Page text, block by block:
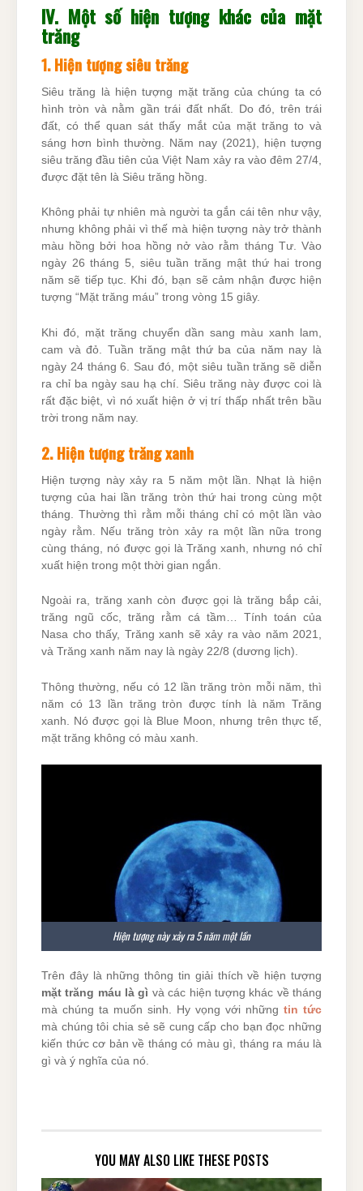
IV. Một số hiện tượng khác của mặt
trăng
1. Hiện tượng siêu trăng
Siêu trăng là hiện tượng mặt trăng của chúng ta có
hình tròn và nằm gần trái đất nhất. Do đó, trên trái
đất, có thể quan sát thấy mắt của mặt trăng to và
sáng hơn bình thường. Năm nay (2021), hiện tượng
siêu trăng đầu tiên của Việt Nam xảy ra vào đêm 27/4,
được đặt tên là Siêu trăng hồng.
Không phải tự nhiên mà người ta gắn cái tên như vậy,
nhưng không phải vì thế mà hiện tượng này trở thành
màu hồng bởi hoa hồng nở vào rằm tháng Tư. Vào
ngày 26 tháng 5, siêu tuần trăng mật thứ hai trong
năm sẽ tiếp tục. Khi đó, bạn sẽ cảm nhận được hiện
tượng “Mặt trăng máu” trong vòng 15 giây.
Khi đó, mặt trăng chuyển dần sang màu xanh lam,
cam và đỏ. Tuần trăng mật thứ ba của năm nay là
ngày 24 tháng 6. Sau đó, một siêu tuần trăng sẽ diễn
ra chỉ ba ngày sau hạ chí. Siêu trăng này được coi là
rất đặc biệt, vì nó xuất hiện ở vị trí thấp nhất trên bầu
trời trong năm nay.
2. Hiện tượng trăng xanh
Hiện tượng này xảy ra 5 năm một lần. Nhạt là hiện
tượng của hai lần trăng tròn thứ hai trong cùng một
tháng. Thường thì rằm mỗi tháng chỉ có một lần vào
ngày rằm. Nếu trăng tròn xảy ra một lần nữa trong
cùng tháng, nó được gọi là Trăng xanh, nhưng nó chỉ
xuất hiện trong một thời gian ngắn.
Ngoài ra, trăng xanh còn được gọi là trăng bắp cải,
trăng ngũ cốc, trăng rằm cá tầm… Tính toán của
Nasa cho thấy, Trăng xanh sẽ xảy ra vào năm 2021,
và Trăng xanh năm nay là ngày 22/8 (dương lịch).
Thông thường, nếu có 12 lần trăng tròn mỗi năm, thì
năm có 13 lần trăng tròn được tính là năm Trăng
xanh. Nó được gọi là Blue Moon, nhưng trên thực tế,
mặt trăng không có màu xanh.
Hiện tượng này xảy ra 5 năm một lần
Trên đây là những thông tin giải thích về hiện tượng
mặt trăng máu là gì và các hiện tượng khác về tháng
mà chúng ta muốn sinh. Hy vọng với những tin tức
mà chúng tôi chia sẻ sẽ cung cấp cho bạn đọc những
kiến ​​thức cơ bản về tháng có màu gì, tháng ra máu là
gì và ý nghĩa của nó.
YOU MAY ALSO LIKE THESE POSTS